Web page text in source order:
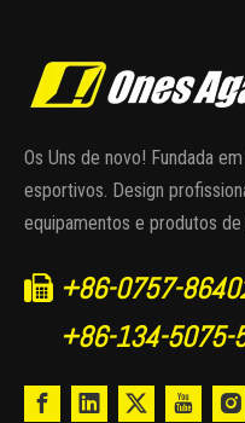
Os Uns de novo! Fundada
esportivos. Design
equipamentos e produtos
 +86-0757-
+86-134-5075-